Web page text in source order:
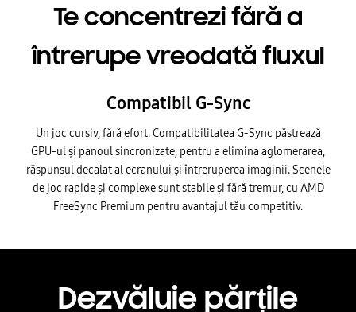
Te concentrezi fără a
întrerupe vreodată fluxul
Compatibil G-Sync
Un joc cursiv, fără efort. Compatibilitatea G-Sync păstrează
GPU-ul și panoul sincronizate, pentru a elimina aglomerarea,
răspunsul decalat al ecranului și întreruperea imaginii. Scenele
de joc rapide și complexe sunt stabile și fără tremur, cu AMD
FreeSync Premium pentru avantajul tău competitiv.
Dezvăluie părțile